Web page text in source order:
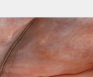
Jensen T et al., Clin Oral
Mar;23(3):263–73
Proussaefs P, et al.: Int
17(2): 238-48 (Clinical